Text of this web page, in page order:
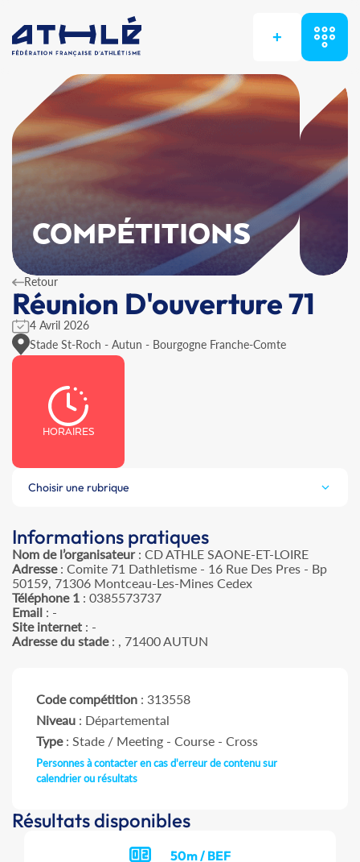
+
COMPÉTITIONS
Retour
Réunion D'ouverture 71
4 Avril 2026
Stade St-Roch - Autun - Bourgogne Franche-Comte
HORAIRES
Choisir une rubrique
Informations pratiques
Nom de l’organisateur: CD ATHLE SAONE-ET-LOIRE
Adresse: Comite 71 Dathletisme - 16 Rue Des Pres - Bp
50159, 71306 Montceau-Les-Mines Cedex
Téléphone 1 : 0385573737
Email : -
Site internet : -
Adresse du stade: , 71400 AUTUN
Code compétition : 313558
Niveau : Départemental
Type: Stade / Meeting - Course - Cross
Personnes à contacter en cas d'erreur de contenu sur
calendrier ou résultats
Résultats disponibles
50m / BEF